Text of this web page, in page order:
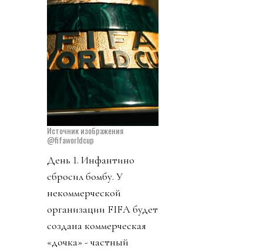
Источник изображения
@fifaworldcup
День 1. Инфантино
сбросил бомбу. У
некоммерческой
организации FIFA будет
создана коммерческая
«дочка» - частный